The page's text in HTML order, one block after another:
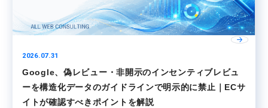
2026.07.31
Google、偽レビュー・非開示のインセンティブレビュ
ーを構造化データのガイドラインで明示的に禁止｜ECサ
イトが確認すべきポイントを解説